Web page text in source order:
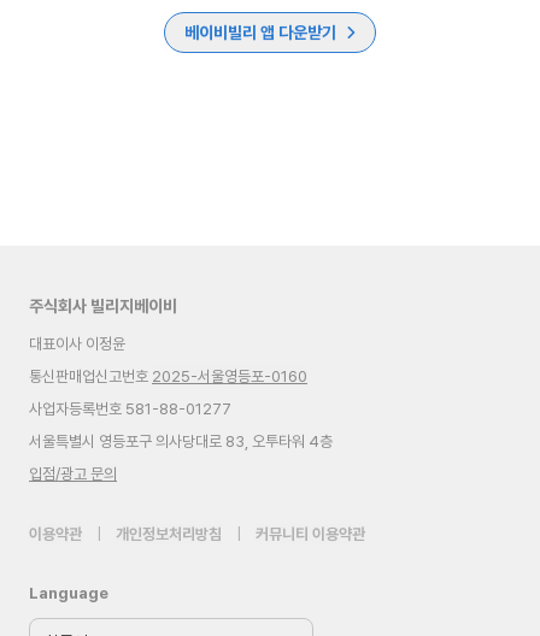
베이비빌리 앱 다운받기
주식회사 빌리지베이비
대표이사 이정윤
통신판매업신고번호 2025-서울영등포-0160
사업자등록번호 581-88-01277
서울특별시 영등포구 의사당대로 83, 오투타워 4층
입점/광고 문의
이용약관 개인정보처리방침 커뮤니티 이용약관
Language